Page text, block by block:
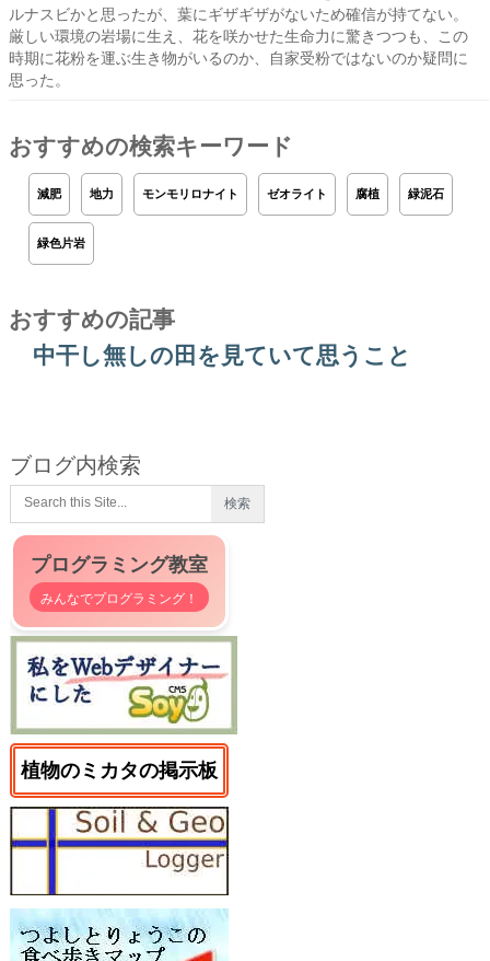
ルナスビかと思ったが、葉にギザギザがないため確信が持てない。
厳しい環境の岩場に生え、花を咲かせた生命力に驚きつつも、この
時期に花粉を運ぶ生き物がいるのか、自家受粉ではないのか疑問に
思った。
おすすめの検索キーワード
減肥 地力 モンモリロナイト ゼオライト 腐植 緑泥石
緑色片岩
おすすめの記事
中干し無しの田を見ていて思うこと
ブログ内検索
プログラミング教室
みんなでプログラミング！
植物のミカタの掲示板